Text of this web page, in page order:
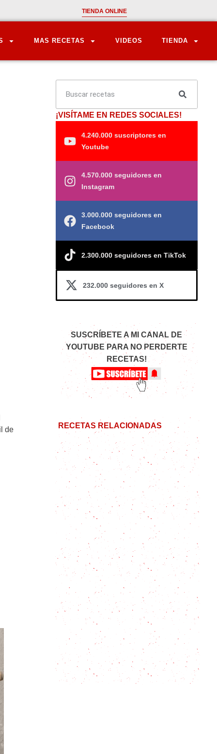
TIENDA ONLINE
MAS RECETAS VIDEOS TIENDA
de
¡VISÍTAME EN REDES SOCIALES!
4.240.000 suscriptores en
Youtube
4.570.000 seguidores en
Instagram
3.000.000 seguidores en
Facebook
2.300.000 seguidores en TikTok
232.000 seguidores en X
SUSCRÍBETE A MI CANAL DE
YOUTUBE PARA NO PERDERTE
RECETAS!
RECETAS RELACIONADAS
Pay de limón frío: un postre
refrescante
Clafoutis: Las claves para preparar
este postre francés
Tarta de durazno: 2 opciones que
no fallan
Tarta de Avena y Chocolate
Torta Banoffee tradicional, un
antes y después en tus postres
Tarta Alaska: Cómo hacer el postre
elegante que sorprende por sus
contrastes